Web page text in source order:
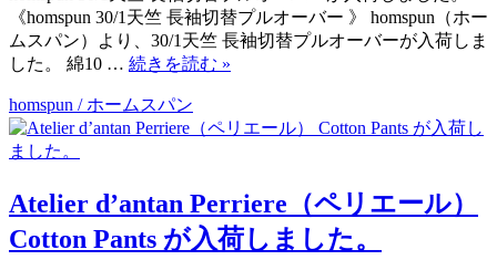
《homspun 30/1天竺 長袖切替プルオーバー 》 homspun（ホー
ムスパン）より、30/1天竺 長袖切替プルオーバーが入荷しま
した。 綿10 … 続きを読む »
homspun / ホームスパン
Atelier d’antan Perriere（ペリエール）
Cotton Pants が入荷しました。